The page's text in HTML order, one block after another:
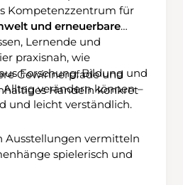
dem
Aufstieg zum Bade und zu
Beim Abstieg ist
etwas Vorsicht geboten,
ist abschüssig und
sein. Nachdem diese
ist, geht es
im Angesicht,
Der Besuch im
Wartezeit auf die
Kompetenzzentrum für
und erneuerbare
Lernende und
praxisnah, wie
Forschung, Bildung und
verändern können –
und leicht verständlich.
Gewinnerpfadeund
Handeln konkret
Ausstellungen vermitteln
spielerisch und